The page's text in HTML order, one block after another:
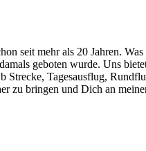
seit mehr als 20 Jahren.
geboten wurde. Uns
Tagesausflug,
zu bringen und Dich an